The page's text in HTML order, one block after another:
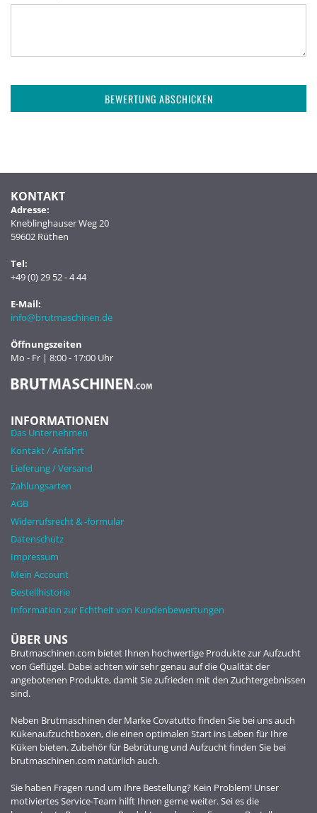
BEWERTUNG ABSCHICKEN
KONTAKT
Adresse:
Kneblinghauser Weg 20
59602 Rüthen
Tel:
+49 (0) 29 52 - 4 44
E-Mail:
info@brutmaschinen.de
Öffnungszeiten
Mo - Fr | 8:00 - 17:00 Uhr
INFORMATIONEN
Das Unternehmen
Kontakt / Anfahrt
Lieferung / Versand
Zahlungsarten
AGB
Widerrufsrecht & -formular
Datenschutz
Impressum
Mein Account
Bestellhistorie
Information zur Echtheit von Kundenbewertungen
ÜBER UNS
Brutmaschinen.com bietet Ihnen hochwertige Produkte zur Aufzucht
von Geflügel. Dabei achten wir sehr genau auf die Qualität der
angebotenen Produkte, damit Sie zufrieden mit den Zuchtergebnissen
sind.
Neben Brutmaschinen der Marke Covatutto finden Sie bei uns auch
Kükenaufzuchtboxen, die einen optimalen Start ins Leben für Ihre
Küken bieten. Zubehör für Bebrütung und Aufzucht finden Sie bei
brutmaschinen.com natürlich auch.
Sie haben Fragen rund um Ihre Bestellung? Kein Problem! Unser
motiviertes Service-Team hilft Ihnen gerne weiter. Sei es die